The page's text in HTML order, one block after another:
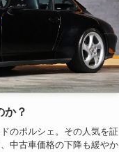
か？
のポルシェ。その人気を証
中古車価格の下降も緩やか